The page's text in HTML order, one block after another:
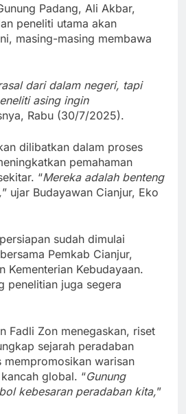
Padang, Ali Akbar,
peneliti utama akan
masing-masing membawa
dari dalam negeri, tapi
asing ingin
Rabu (30/7/2025).
dilibatkan dalam proses
pemahaman
“Mereka adalah benteng
” ujar Budayawan Cianjur, Eko
sudah dimulai
Pemkab Cianjur,
Kementerian Kebudayaan.
penelitian juga segera
Fadli Zon menegaskan, riset
sejarah peradaban
mempromosikan warisan
global. “Gunung
kebesaran peradaban kita,”